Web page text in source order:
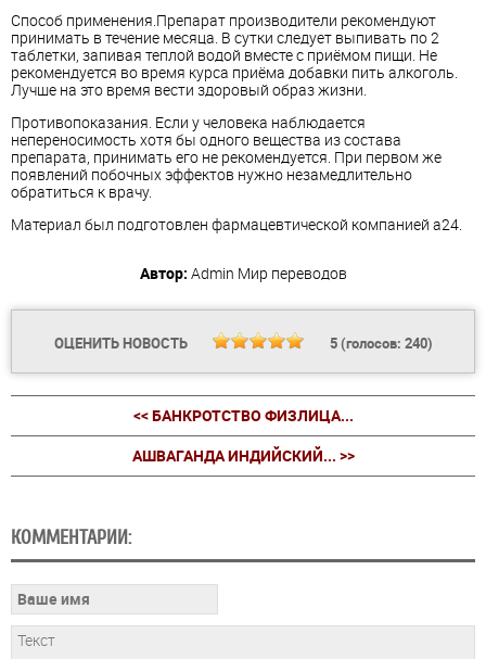
Способ применения.Препарат производители рекомендуют
принимать в течение месяца. В сутки следует выпивать по 2
таблетки, запивая теплой водой вместе с приёмом пищи. Не
рекомендуется во время курса приёма добавки пить алкоголь.
Лучше на это время вести здоровый образ жизни.
Противопоказания. Если у человека наблюдается
непереносимость хотя бы одного вещества из состава
препарата, принимать его не рекомендуется. При первом же
появлений побочных эффектов нужно незамедлительно
обратиться к врачу.
Материал был подготовлен фармацевтической компанией а24.
Автор: Admin Мир переводов
ОЦЕНИТЬ НОВОСТЬ 5(голосов: 240)
<< БАНКРОТСТВО ФИЗЛИЦА...
АШВАГАНДА ИНДИЙСКИЙ... >>
КОММЕНТАРИИ: